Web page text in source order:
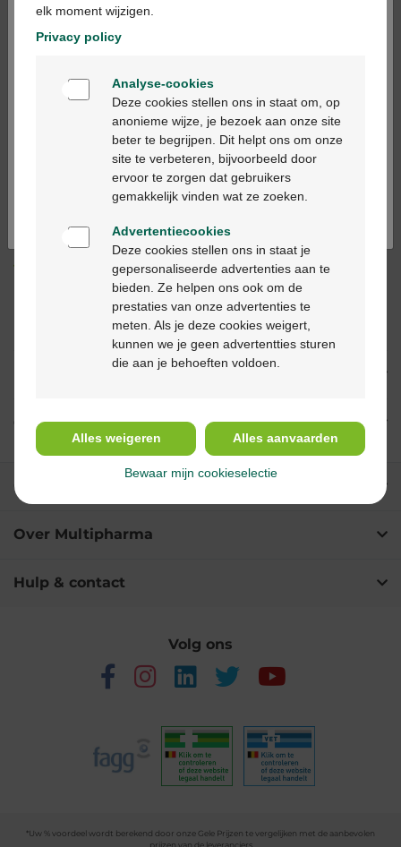
Op voorraad online
Max. aantal = 4
Op werkdagen vóór 12u besteld, volgende
werkdag geleverd
levering thuis vanaf €55
betalen
Klantendienstvia chat ofcontactformulier
Productbeschrijving
Gebruik
Onze diensten
Over Multipharma
Hulp & contact
Volg ons
*Uw % voordeel wordt berekend door onze Gele Prijzen te vergelijken met de aanbevolen
prijzen van de leveranciers
Bienvenue
Ga verder in het nederlands
Continuez en français
elk moment wijzigen.
Privacy policy
Analyse-cookies
Deze cookies stellen ons in staat om, op
anonieme wijze, je bezoek aan onze site
beter te begrijpen. Dit helpt ons om onze
site te verbeteren, bijvoorbeeld door
ervoor te zorgen dat gebruikers
gemakkelijk vinden wat ze zoeken.
Advertentiecookies
Deze cookies stellen ons in staat je
gepersonaliseerde advertenties aan te
bieden. Ze helpen ons ook om de
prestaties van onze advertenties te
meten. Als je deze cookies weigert,
kunnen we je geen advertentties sturen
die aan je behoeften voldoen.
Alles weigeren Alles aanvaarden
Bewaar mijn cookieselectie